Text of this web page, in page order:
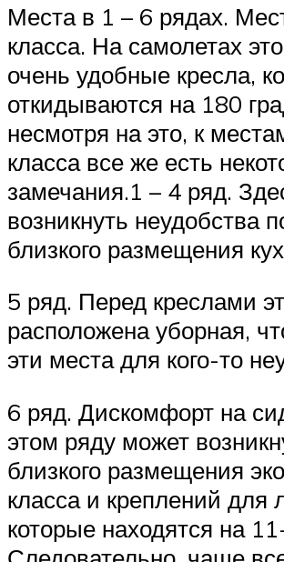
Места в 1 – 6 рядах.
класса. На самолетах
очень удобные кресла,
откидываются на 180
несмотря на это, к
класса все же есть
замечания.1 – 4 ряд.
возникнуть неудобства
близкого размещения
5 ряд. Перед креслами
расположена уборная,
эти места для кого-то
6 ряд. Дискомфорт на
этом ряду может
близкого размещения
класса и креплений для
которые находятся на